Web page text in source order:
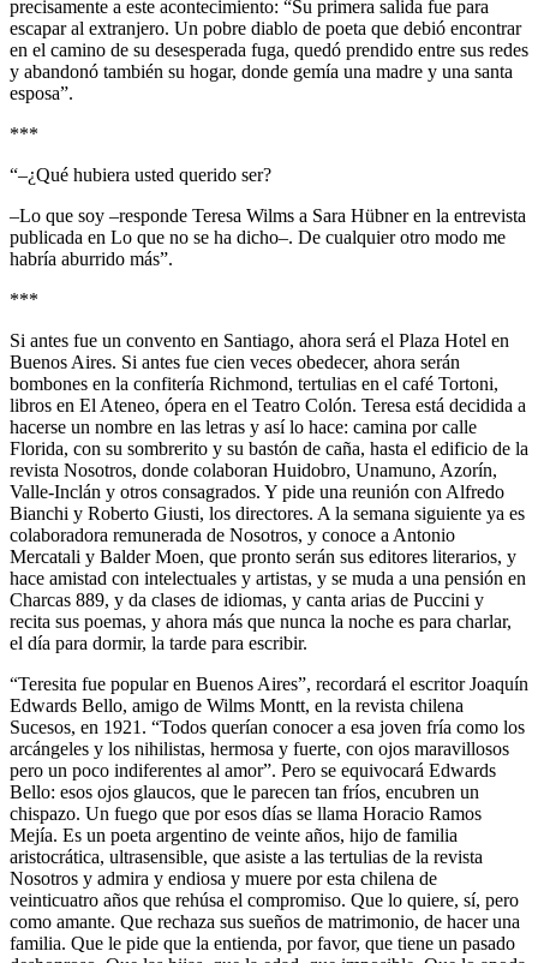
precisamente a este acontecimiento: “Su primera salida fue para
escapar al extranjero. Un pobre diablo de poeta que debió encontrar
en el camino de su desesperada fuga, quedó prendido entre sus redes
y abandonó también su hogar, donde gemía una madre y una santa
esposa”.
***
“–¿Qué hubiera usted querido ser?
–Lo que soy –responde Teresa Wilms a Sara Hübner en la entrevista
publicada en Lo que no se ha dicho–. De cualquier otro modo me
habría aburrido más”.
***
Si antes fue un convento en Santiago, ahora será el Plaza Hotel en
Buenos Aires. Si antes fue cien veces obedecer, ahora serán
bombones en la confitería Richmond, tertulias en el café Tortoni,
libros en El Ateneo, ópera en el Teatro Colón. Teresa está decidida a
hacerse un nombre en las letras y así lo hace: camina por calle
Florida, con su sombrerito y su bastón de caña, hasta el edificio de la
revista Nosotros, donde colaboran Huidobro, Unamuno, Azorín,
Valle-Inclán y otros consagrados. Y pide una reunión con Alfredo
Bianchi y Roberto Giusti, los directores. A la semana siguiente ya es
colaboradora remunerada de Nosotros, y conoce a Antonio
Mercatali y Balder Moen, que pronto serán sus editores literarios, y
hace amistad con intelectuales y artistas, y se muda a una pensión en
Charcas 889, y da clases de idiomas, y canta arias de Puccini y
recita sus poemas, y ahora más que nunca la noche es para charlar,
el día para dormir, la tarde para escribir.
“Teresita fue popular en Buenos Aires”, recordará el escritor Joaquín
Edwards Bello, amigo de Wilms Montt, en la revista chilena
Sucesos, en 1921. “Todos querían conocer a esa joven fría como los
arcángeles y los nihilistas, hermosa y fuerte, con ojos maravillosos
pero un poco indiferentes al amor”. Pero se equivocará Edwards
Bello: esos ojos glaucos, que le parecen tan fríos, encubren un
chispazo. Un fuego que por esos días se llama Horacio Ramos
Mejía. Es un poeta argentino de veinte años, hijo de familia
aristocrática, ultrasensible, que asiste a las tertulias de la revista
Nosotros y admira y endiosa y muere por esta chilena de
veinticuatro años que rehúsa el compromiso. Que lo quiere, sí, pero
como amante. Que rechaza sus sueños de matrimonio, de hacer una
familia. Que le pide que la entienda, por favor, que tiene un pasado